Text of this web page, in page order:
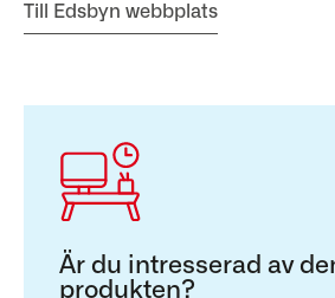
Till Edsbyn webbplats
Är du intresserad av
produkten?